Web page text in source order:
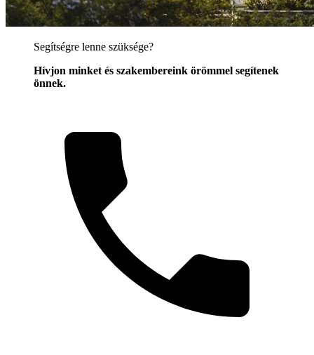
Segítségre lenne szüksége?
Hívjon minket és szakembereink örömmel segítenek
önnek.